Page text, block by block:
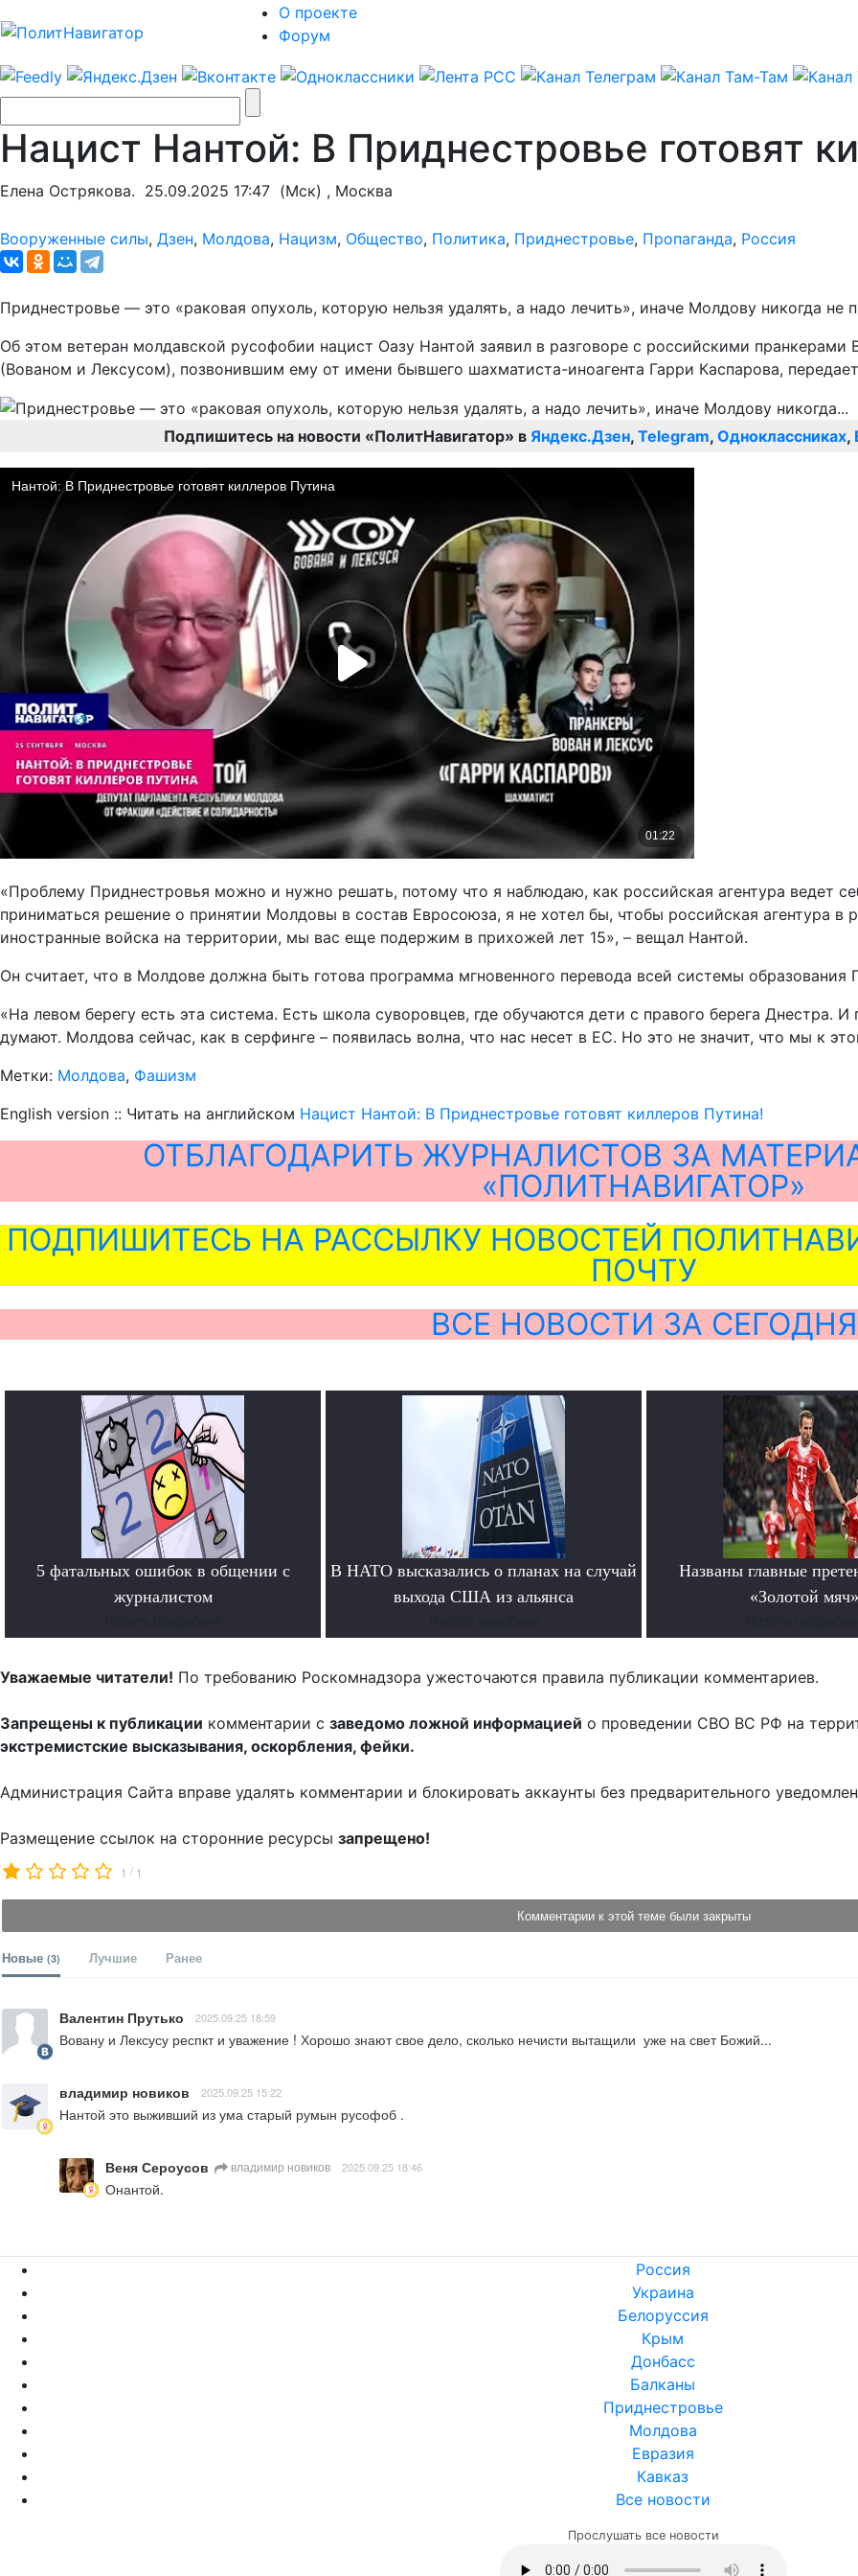
О проекте
Форум
Нацист Нантой: В Приднестровье готовят
Елена Острякова. 25.09.2025 17:47 (Мск) , Москва
Вооруженные силы, Дзен, Молдова, Нацизм, Общество, Политика, Приднестровье, Пропаганда, Россия
Приднестровье — это «раковая опухоль, которую нельзя удалять, а надо лечить», иначе Молдову никогда не
Об этом ветеран молдавской русофобии нацист Оазу Нантой заявил в разговоре с российскими
(Вованом и Лексусом), позвонившим ему от имени бывшего шахматиста-иноагента Гарри Каспарова,
Подпишитесь на новости «ПолитНавигатор» в Яндекс.Дзен, Telegram, Одноклассниках,
«Проблему Приднестровья можно и нужно решать, потому что я наблюдаю, как российская агентура ведет
приниматься решение о принятии Молдовы в состав Евросоюза, я не хотел бы, чтобы российская агентура в
иностранные войска на территории, мы вас еще подержим в прихожей лет 15», – вещал Нантой.
Он считает, что в Молдове должна быть готова программа мгновенного перевода всей системы
«На левом берегу есть эта система. Есть школа суворовцев, где обучаются дети с правого берега Днестра.
думают. Молдова сейчас, как в серфинге – появилась волна, что нас несет в ЕС. Но это не значит, что мы к
Метки: Молдова, Фашизм
English version :: Читать на английском Нацист Нантой: В Приднестровье готовят киллеров Путина!
ОТБЛАГОДАРИТЬ ЖУРНАЛИСТОВ ЗА
«ПОЛИТНАВИГАТОР»
ПОДПИШИТЕСЬ НА РАССЫЛКУ НОВОСТЕЙ
ПОЧТУ
ВСЕ НОВОСТИ ЗА СЕГОДНЯ
5 фатальных ошибок в общении с
журналистом
В НАТО высказались о планах на случай
выхода США из альянса
Названы главные
«Золотой мяч»
Уважаемые читатели! По требованию Роскомнадзора ужесточаются правила публикации комментариев.
Запрещены к публикации комментарии с заведомо ложной информацией о проведении СВО ВС РФ на
экстремистские высказывания, оскорбления, фейки.
Администрация Сайта вправе удалять комментарии и блокировать аккаунты без предварительного
Размещение ссылок на сторонние ресурсы запрещено!
1 / 1
Комментарии к этой теме были закрыты
Новые (3) Лучшие Ранее
Валентин Прутько 2025.09.25 18:59
Вовану и Лексусу респкт и уважение ! Хорошо знают свое дело, сколько нечисти вытащили  уже на свет Божий...
владимир новиков 2025.09.25 15:22
Нантой это выживший из ума старый румын русофоб .
Веня Сероусов владимир новиков 2025.09.25 18:46
Онантой.
Россия
Украина
Белоруссия
Крым
Донбасс
Балканы
Приднестровье
Молдова
Евразия
Кавказ
Все новости
Прослушать все новости